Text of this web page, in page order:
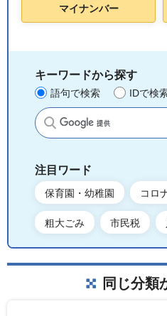
マイナンバー
キーワードから探す
語句で検索 IDで検
サイト内検索
注目ワード
保育園・幼稚園 コロ
粗大ごみ 市民税
同じ分類